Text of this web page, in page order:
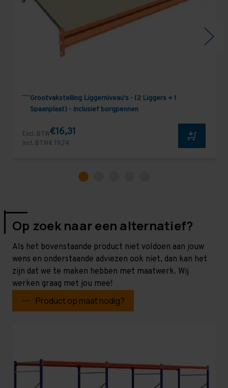
Grootvakstelling Liggerniveau's - (2 Liggers + 1
Spaanplaat) - Inclusief borgpennen
Excl. BTW€16,31
Incl. BTW€ 19,74
Op zoek naar een alternatief?
Als het bovenstaande product niet voldoen aan jouw
wens en onderstaande adviezen ook niet, dan kan het
zijn dat we te maken hebben met maatwerk. Wij
werken graag met jou mee!
Product op maat nodig?